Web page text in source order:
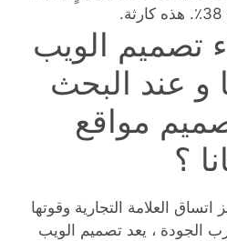
تصميم الويب
و عند البحث
مواقع
؟
العلامة التجارية وقوتها
الجودة ، يعد تصميم الويب